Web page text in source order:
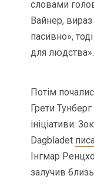
словами
Вайнер, вираз
пасивно»,
для людства».
Потім
Грети
ініціативи.
Dagbladet
Інгмар
залучив